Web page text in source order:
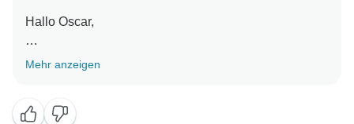
Hallo Oscar,
was für eine großartige Bewertung. Vielen Dank! Es
ein Leben lang anhalten werden. Amber hat ein
Mehr anzeigen